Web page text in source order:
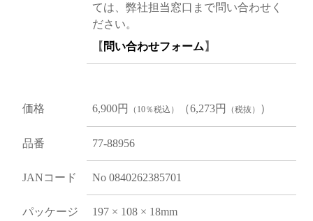
ては、弊社担当窓口まで問い合わせく
ださい。
【 問い合わせフォーム 】
価格 6,900円 （10％税込） （6,273円 （税抜） ）
品番 77-88956
JANコード No 0840262385701
パッケージ
197 × 108 × 18mm